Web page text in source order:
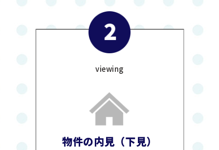
viewing
物件の内見（下見）